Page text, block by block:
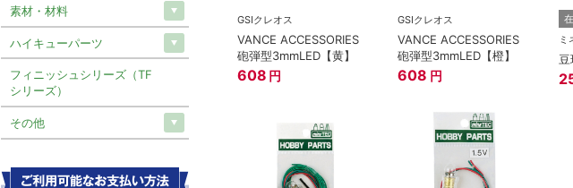
GSIクレオス
VANCE ACCESSORIES
砲弾型3mmLED【黄】
608 円
GSIクレオス
VANCE ACCESSORIES
砲弾型3mmLED【橙】
608 円
ミ
素材・材料
ハイキューパーツ
フィニッシュシリーズ（TF
シリーズ）
その他